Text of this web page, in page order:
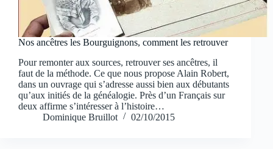
Nos ancêtres les Bourguignons, comment les retrouver
Pour remonter aux sources, retrouver ses ancêtres, il
faut de la méthode. Ce que nous propose Alain Robert,
dans un ouvrage qui s’adresse aussi bien aux débutants
qu’aux initiés de la généalogie. Près d’un Français sur
deux affirme s’intéresser à l’histoire…
Dominique Bruillot
02/10/2015